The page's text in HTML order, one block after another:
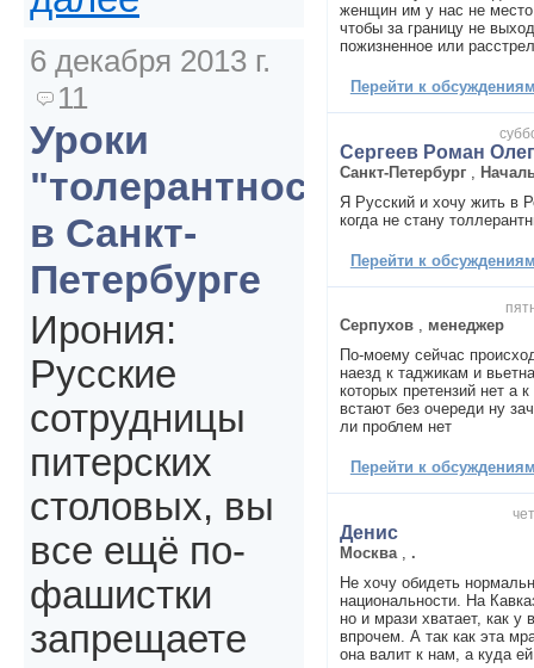
женщин им у нас не
чтобы за границу не
пожизненное или
Перейти к
Сергеев Роман
Санкт-Петербург
Я Русский и хочу жить в
когда не стану
Перейти к
Серпухов
менеджер
По-моему сейчас
наезд к таджикам и
которых претензий нет а
встают без очереди ну
ли проблем нет
Перейти к
Денис
Москва
.
Не хочу обидеть
национальности. На
но и мрази хватает, как у
впрочем. А так как эта
она валит к нам, а куда
6 декабря 2013 г.
11
Уроки
"толерантности"
в Санкт-
Петербурге
Ирония:
Русские
сотрудницы
питерских
столовых, вы
все ещё по-
фашистки
запрещаете